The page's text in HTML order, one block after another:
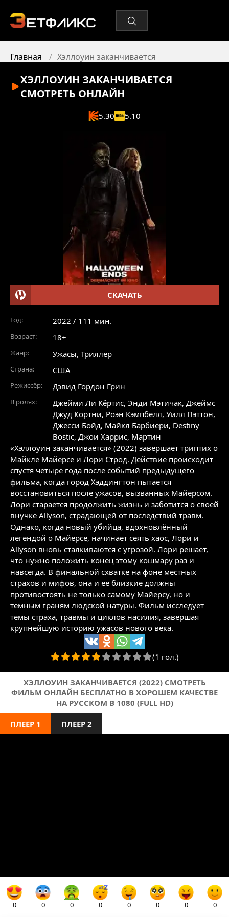
Главная Хэллоуин заканчивается
ХЭЛЛОУИН ЗАКАНЧИВАЕТСЯ
СМОТРЕТЬ ОНЛАЙН
5.30 5.10
СКАЧАТЬ
Год: 2022 / 111 мин.
Возраст: 18+
Жанр: Ужасы, Триллер
Страна: США
Режиссёр: Дэвид Гордон Грин
В ролях: Джейми Ли Кёртис, Энди Мэтичак, Джеймс
Джуд Кортни, Роэн Кэмпбелл, Уилл Пэттон,
Джесси Бойд, Майкл Барбиери, Destiny
Bostic, Джои Харрис, Мартин
«Хэллоуин заканчивается» (2022) завершает триптих о
Майкле Майерсе и Лори Строд. Действие происходит
спустя четыре года после событий предыдущего
фильма, когда город Хэддингтон пытается
восстановиться после ужасов, вызванных Майерсом.
Лори старается продолжить жизнь и заботится о своей
внучке Allyson, страдающей от последствий травм.
Однако, когда новый убийца, вдохновлённый
легендой о Майерсе, начинает сеять хаос, Лори и
Allyson вновь сталкиваются с угрозой. Лори решает,
что нужно положить конец этому кошмару раз и
навсегда. В финальной схватке на фоне местных
страхов и мифов, она и ее близкие должны
противостоять не только самому Майерсу, но и
темным граням людской натуры. Фильм исследует
темы страха, травмы и циклов насилия, завершая
крупнейшую историю ужасов нового века.
(1 гол.)
ХЭЛЛОУИН ЗАКАНЧИВАЕТСЯ (2022) СМОТРЕТЬ
ФИЛЬМ ОНЛАЙН БЕСПЛАТНО В ХОРОШЕМ КАЧЕСТВЕ
НА РУССКОМ В 1080 (FULL HD)
ПЛЕЕР 1 ПЛЕЕР 2
0 0 0 0 0 0 0 0